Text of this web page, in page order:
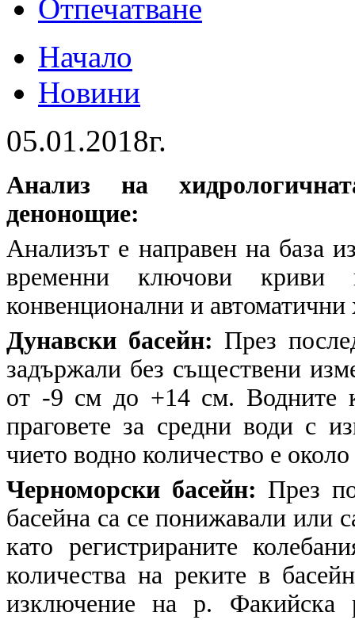
Отпечатване
Начало
Новини
05.01.2018г.
Анализ на
денонощие:
Анализът е направен на база
временни ключови криви
конвенционални и
Дунавски басейн: През
задържали без съществени
от -9 см до +14 см. Водните
праговете за средни води с
чието водно количество е
Черноморски басейн: През
басейна са се понижавали или
като регистрираните
количества на реките в
изключение на р. Факийска